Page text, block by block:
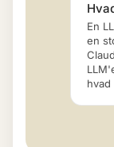
En
en
hvad